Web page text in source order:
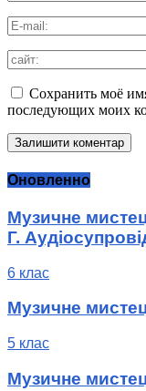
Сохранить моё
последующих моих
Оновленно
Музичне
Г.
6 клас
Музичне
5 клас
Музичне